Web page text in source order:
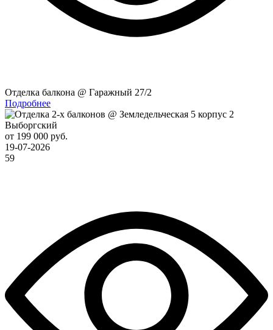
Отделка балкона @ Гаражный 27/2
Подробнее
Выборгский
от 199 000 руб.
19-07-2026
59